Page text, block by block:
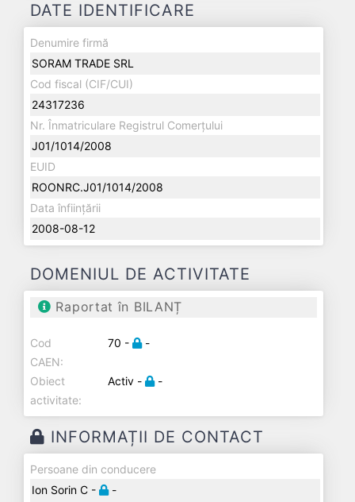
DATE IDENTIFICARE
Denumire firmă
SORAM TRADE SRL
Cod fiscal (CIF/CUI)
24317236
Nr. Înmatriculare Registrul Comerțului
J01/1014/2008
EUID
ROONRC.J01/1014/2008
Data înființării
2008-08-12
DOMENIUL DE ACTIVITATE
Raportat în BILANȚ
Cod
CAEN:
70 - -
Obiect
activitate:
Activ - -
INFORMAȚII DE CONTACT
Persoane din conducere
Ion Sorin C -
-